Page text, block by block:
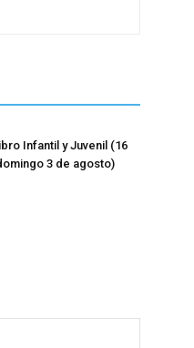
Infantil y Juvenil (16
3 de agosto)